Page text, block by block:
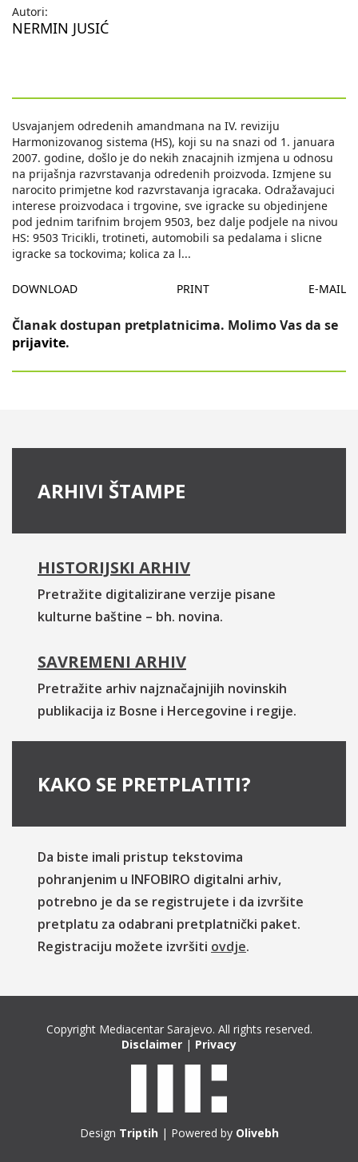
Autori:
NERMIN JUSIĆ
Usvajanjem odredenih amandmana na IV. reviziju
Harmonizovanog sistema (HS), koji su na snazi od 1. januara
2007. godine, došlo je do nekih znacajnih izmjena u odnosu
na prijašnja razvrstavanja odredenih proizvoda. Izmjene su
narocito primjetne kod razvrstavanja igracaka. Odražavajuci
interese proizvodaca i trgovine, sve igracke su objedinjene
pod jednim tarifnim brojem 9503, bez dalje podjele na nivou
HS: 9503 Tricikli, trotineti, automobili sa pedalama i slicne
igracke sa tockovima; kolica za l...
DOWNLOAD PRINT E-MAIL
Članak dostupan pretplatnicima. Molimo Vas da se
prijavite.
ARHIVI ŠTAMPE
HISTORIJSKI ARHIV
Pretražite digitalizirane verzije pisane
kulturne baštine – bh. novina.
SAVREMENI ARHIV
Pretražite arhiv najznačajnijih novinskih
publikacija iz Bosne i Hercegovine i regije.
KAKO SE PRETPLATITI?
Da biste imali pristup tekstovima
pohranjenim u INFOBIRO digitalni arhiv,
potrebno je da se registrujete i da izvršite
pretplatu za odabrani pretplatnički paket.
Registraciju možete izvršiti ovdje.
Copyright Mediacentar Sarajevo. All rights reserved.
Disclaimer | Privacy
Design Triptih| Powered by Olivebh